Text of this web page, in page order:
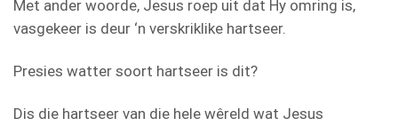
Met ander woorde, Jesus roep uit dat Hy omring is,
vasgekeer is deur ‘n verskriklike hartseer.
Presies watter soort hartseer is dit?
Dis die hartseer van die hele wêreld wat Jesus